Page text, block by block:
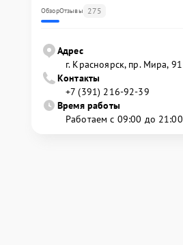
ОбзорОтзывы 275
Адрес
г. Красноярск, ​пр. Мира, 91
Контакты
+7 (391) 216-92-39
Время работы
Работаем с 09:00 до 21:00